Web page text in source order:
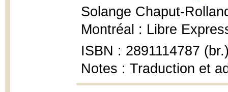
Solange Chaput-
Montréal : Libre
ISBN : 2891114787
Notes : Traduction et